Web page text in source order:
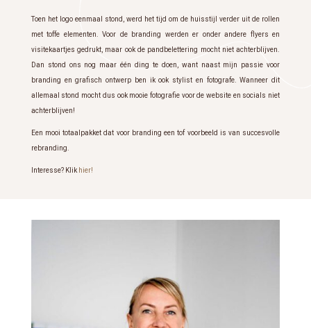
Toen het logo eenmaal stond, werd het tijd om de huisstijl verder uit de rollen
met toffe elementen. Voor de branding werden er onder andere flyers en
visitekaartjes gedrukt, maar ook de pandbelettering mocht niet achterblijven.
Dan stond ons nog maar één ding te doen, want naast mijn passie voor
branding en grafisch ontwerp ben ik ook stylist en fotografe. Wanneer dit
allemaal stond mocht dus ook mooie fotografie voor de website en socials niet
achterblijven!
Een mooi totaalpakket dat voor branding een tof voorbeeld is van succesvolle
rebranding.
Interesse? Klik hier!